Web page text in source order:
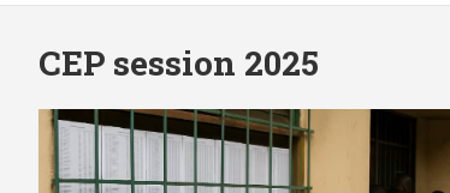
CEP session 2025